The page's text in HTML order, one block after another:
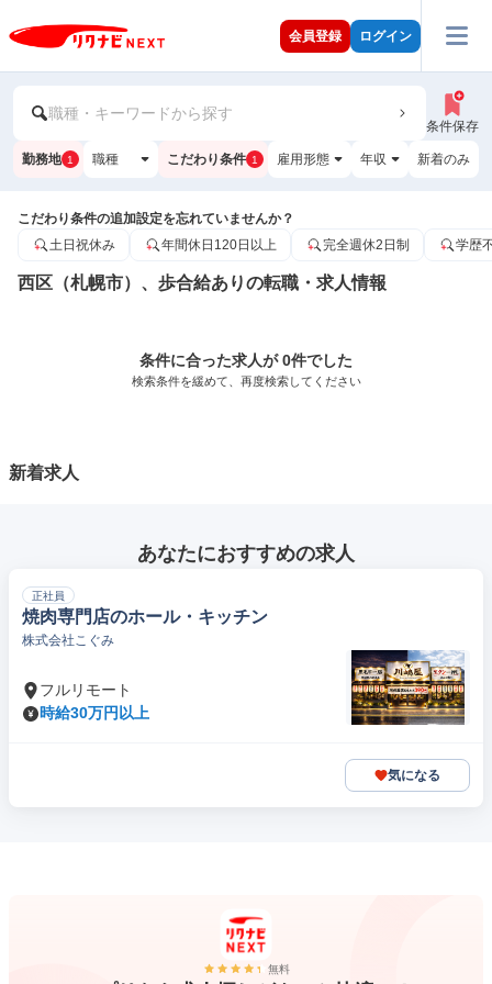
会員登録 ログイン
職種・キーワードから探す
条件保存
勤務地 1 職種 こだわり条件 1 雇用形態 年収 新着のみ
こだわり条件の追加設定を忘れていませんか？
土日祝休み
年間休日120日以上 完全週休2日制 学歴
西区（札幌市）、歩合給ありの転職・求人情報
条件に合った求人が 0件でした
検索条件を緩めて、再度検索してください
新着求人
あなたにおすすめの求人
正社員
焼肉専門店のホール・キッチン
株式会社こぐみ
フルリモート
時給30万円以上
気になる
無料